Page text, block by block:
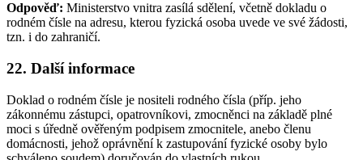
Odpověď: Ministerstvo vnitra zasílá sdělení, včetně dokladu o
rodném čísle na adresu, kterou fyzická osoba uvede ve své žádosti,
tzn. i do zahraničí.
22. Další informace
Doklad o rodném čísle je nositeli rodného čísla (příp. jeho
zákonnému zástupci, opatrovníkovi, zmocněnci na základě plné
moci s úředně ověřeným podpisem zmocnitele, anebo členu
domácnosti, jehož oprávnění k zastupování fyzické osoby bylo